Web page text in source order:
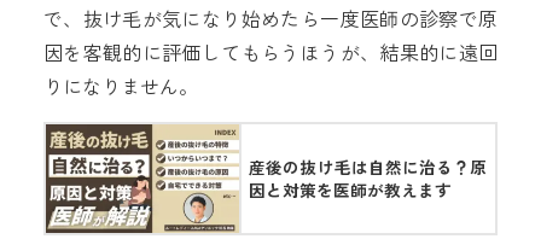
で、抜け毛が気になり始めたら一度医師の診察で原
因を客観的に評価してもらうほうが、結果的に遠回
りになりません。
産後の抜け毛は自然に治る？原
因と対策を医師が教えます